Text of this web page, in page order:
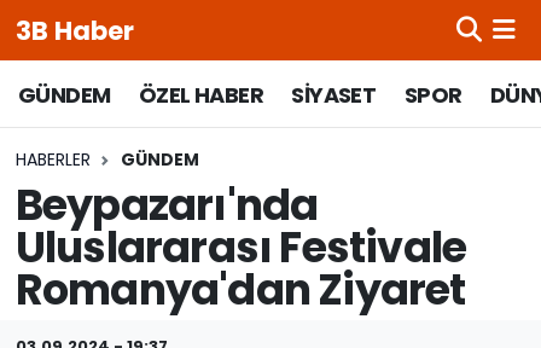
3B Haber
GÜNDEM ÖZEL HABER SİYASET SPOR
HABERLER GÜNDEM
Beypazarı'nda
Uluslararası Festivale
Romanya'dan Ziyaret
Beypazarı Hava Durumu
Beypazarı Trafik Yoğunluk Haritası
Süper Lig Puan Durumu ve Fikstür
Tüm Manşetler
Son Dakika Haberleri